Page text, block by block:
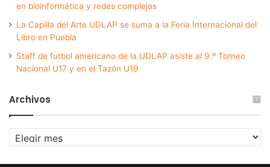
en bioinformática y redes complejas
La Capilla del Arte UDLAP se suma a la Feria Internacional del
Libro en Puebla
Staff de futbol americano de la UDLAP asiste al 9.º Torneo
Nacional U17 y en el Tazón U19
Archivos
Archivos